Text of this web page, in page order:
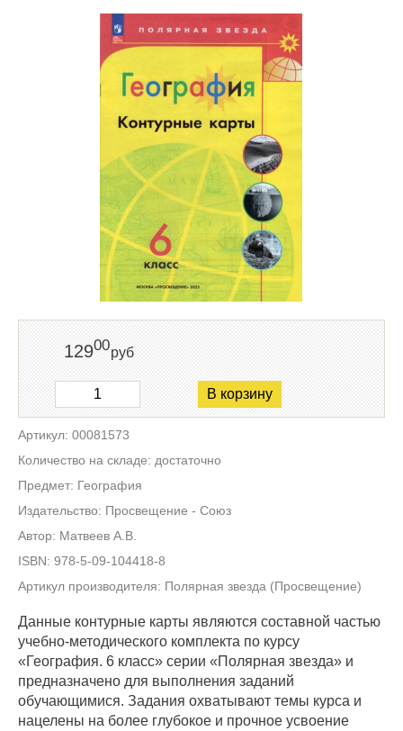
12900руб
В корзину
Артикул: 00081573
Количество на складе: достаточно
Предмет: География
Издательство: Просвещение - Союз
Автор: Матвеев А.В.
ISBN: 978-5-09-104418-8
Артикул производителя: Полярная звезда (Просвещение)
Данные контурные карты являются составной частью
учебно-методического комплекта по курсу
«География. 6 класс» серии «Полярная звезда» и
предназначено для выполнения заданий
обучающимися. Задания охватывают темы курса и
нацелены на более глубокое и прочное усвоение